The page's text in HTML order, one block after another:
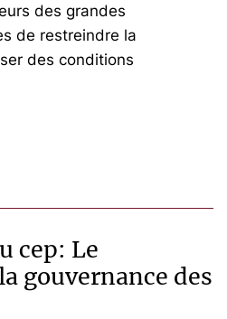
des grandes
de restreindre la
des conditions
cep: Le
gouvernance des